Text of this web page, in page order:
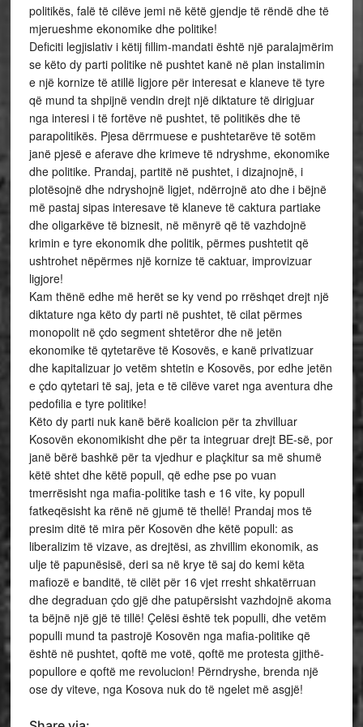
politikës, falë të cilëve jemi në këtë gjendje të rëndë dhe të
mjerueshme ekonomike dhe politike!
Deficiti legjislativ i këtij fillim-mandati është një paralajmërim
se këto dy parti politike në pushtet kanë në plan instalimin
e një kornize të atillë ligjore për interesat e klaneve të tyre
që mund ta shpijnë vendin drejt një diktature të dirigjuar
nga interesi i të fortëve në pushtet, të politikës dhe të
parapolitikës. Pjesa dërrmuese e pushtetarëve të sotëm
janë pjesë e aferave dhe krimeve të ndryshme, ekonomike
dhe politike. Prandaj, partitë në pushtet, i dizajnojnë, i
plotësojnë dhe ndryshojnë ligjet, ndërrojnë ato dhe i bëjnë
më pastaj sipas interesave të klaneve të caktura partiake
dhe oligarkëve të biznesit, në mënyrë që të vazhdojnë
krimin e tyre ekonomik dhe politik, përmes pushtetit që
ushtrohet nëpërmes një kornize të caktuar, improvizuar
ligjore!
Kam thënë edhe më herët se ky vend po rrëshqet drejt një
diktature nga këto dy parti në pushtet, të cilat përmes
monopolit në çdo segment shtetëror dhe në jetën
ekonomike të qytetarëve të Kosovës, e kanë privatizuar
dhe kapitalizuar jo vetëm shtetin e Kosovës, por edhe jetën
e çdo qytetari të saj, jeta e të cilëve varet nga aventura dhe
pedofilia e tyre politike!
Këto dy parti nuk kanë bërë koalicion për ta zhvilluar
Kosovën ekonomikisht dhe për ta integruar drejt BE-së, por
janë bërë bashkë për ta vjedhur e plaçkitur sa më shumë
këtë shtet dhe këtë popull, që edhe pse po vuan
tmerrësisht nga mafia-politike tash e 16 vite, ky popull
fatkeqësisht ka rënë në gjumë të thellë! Prandaj mos të
presim ditë të mira për Kosovën dhe këtë popull: as
liberalizim të vizave, as drejtësi, as zhvillim ekonomik, as
ulje të papunësisë, deri sa në krye të saj do kemi këta
mafiozë e banditë, të cilët për 16 vjet rresht shkatërruan
dhe degraduan çdo gjë dhe patupërsisht vazhdojnë akoma
ta bëjnë një gjë të tillë! Çelësi është tek populli, dhe vetëm
populli mund ta pastrojë Kosovën nga mafia-politike që
është në pushtet, qoftë me votë, qoftë me protesta gjithë-
popullore e qoftë me revolucion! Përndryshe, brenda një
ose dy viteve, nga Kosova nuk do të ngelet më asgjë!